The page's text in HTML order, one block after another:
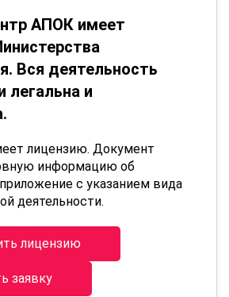
АПОК имеет
Вся деятельность
легальна и
лицензию. Документ
информацию об
с указанием вида
деятельности.
лицензию
заявку